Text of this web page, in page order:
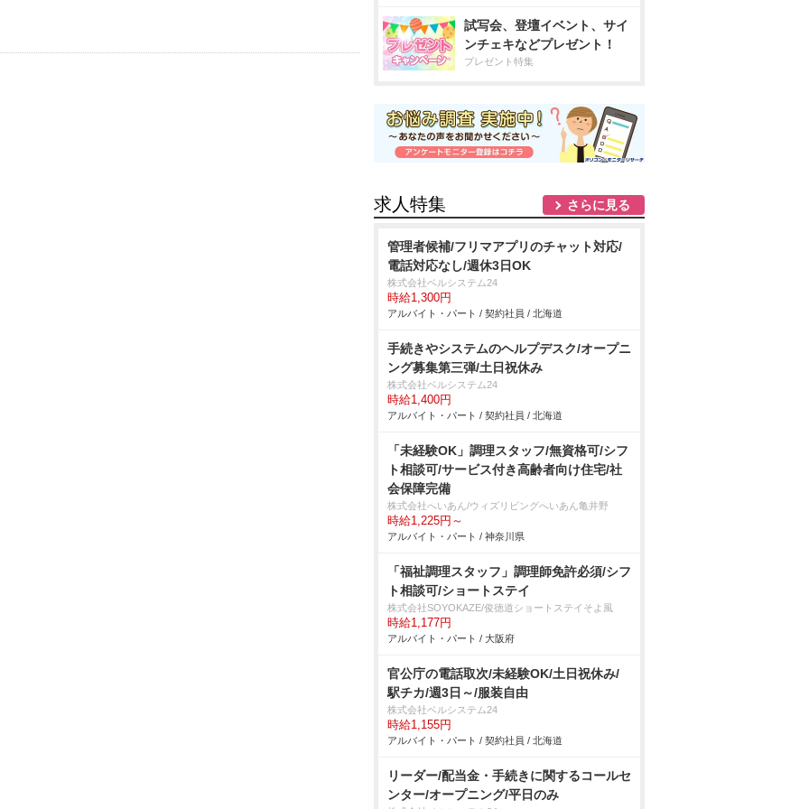
試写会、登壇イベント、サイ
ンチェキなどプレゼント！
プレゼント特集
求人特集 さらに見る
管理者候補/フリマアプリのチャット対応/
電話対応なし/週休3日OK
株式会社ベルシステム24
時給1,300円
アルバイト・パート / 契約社員 / 北海道
手続きやシステムのヘルプデスク/オープニ
ング募集第三弾/土日祝休み
株式会社ベルシステム24
時給1,400円
アルバイト・パート / 契約社員 / 北海道
「未経験OK」調理スタッフ/無資格可/シフ
ト相談可/サービス付き高齢者向け住宅/社
会保障完備
株式会社へいあん/ウィズリビングへいあん亀井野
時給1,225円～
アルバイト・パート / 神奈川県
「福祉調理スタッフ」調理師免許必須/シフ
ト相談可/ショートステイ
株式会社SOYOKAZE/俊徳道ショートステイそよ風
時給1,177円
アルバイト・パート / 大阪府
官公庁の電話取次/未経験OK/土日祝休み/
駅チカ/週3日～/服装自由
株式会社ベルシステム24
時給1,155円
アルバイト・パート / 契約社員 / 北海道
リーダー/配当金・手続きに関するコールセ
ンター/オープニング/平日のみ